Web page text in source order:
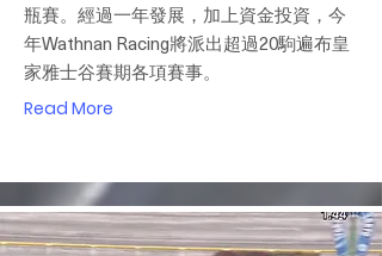
瓶賽。經過一年發展，加上資金投資，今
年Wathnan Racing將派出超過20駒遍布皇
家雅士谷賽期各項賽事。
Read More